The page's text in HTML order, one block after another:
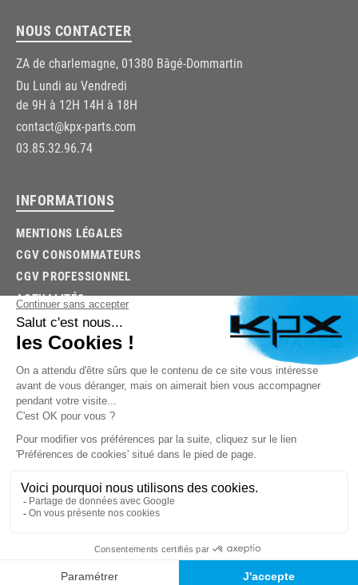
03.85.32.96.74
© 2026 -KPX PARTS- SITE CRÉÉ PARLET'S CLIC
NOUS CONTACTER
ZA de charlemagne, 01380 Bâgé-Dommartin
Du Lundi au Vendredi
de 9H à 12H 14H à 18H
contact@kpx-parts.com
03.85.32.96.74
INFORMATIONS
MENTIONS LÉGALES
CGV CONSOMMATEURS
CGV PROFESSIONNEL
ACTUALITÉS
TROUVEZ LA BONNE PIÈCE RAPIDEMENT
03.85.32.96.74